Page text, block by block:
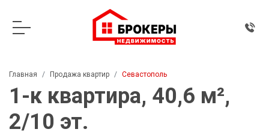
Главная Продажа квартир Севастополь
1-к квартира, 40,6 м²,
2/10 эт.